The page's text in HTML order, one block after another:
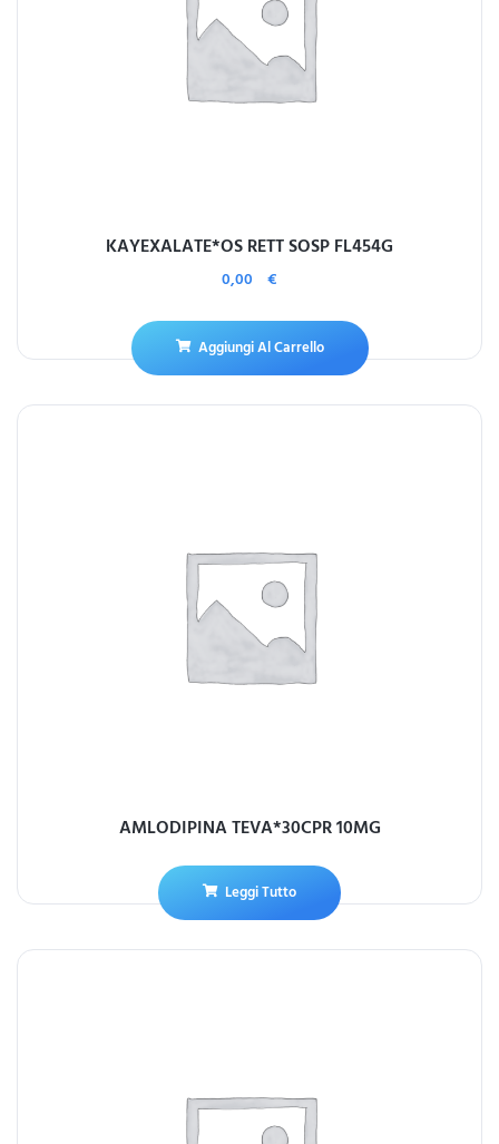
KAYEXALATE*OS RETT SOSP FL454G
0,00 €
Aggiungi Al Carrello
AMLODIPINA TEVA*30CPR 10MG
Leggi Tutto